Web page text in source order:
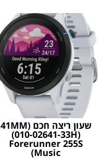
r
n
a
t
i
v
e
:
שעון ריצה חכם 41MM)
(010-02641-33H)
Forerunner 255S
Music)